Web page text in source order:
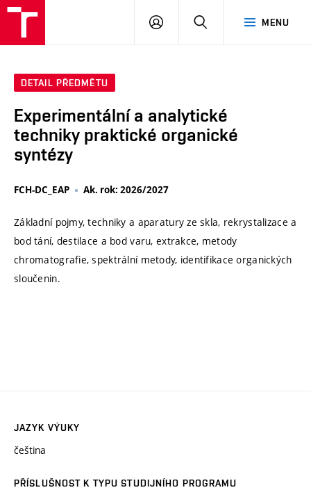
MENU
PŘIHLÁSIT
DETAIL PŘEDMĚTU
Experimentální a analytické
techniky praktické organické
syntézy
FCH-DC_EAP Ak. rok: 2026/2027
Základní pojmy, techniky a aparatury ze skla, rekrystalizace a
bod tání, destilace a bod varu, extrakce, metody
chromatografie, spektrální metody, identifikace organických
sloučenin.
JAZYK VÝUKY
čeština
PŘÍSLUŠNOST K TYPU STUDIJNÍHO PROGRAMU